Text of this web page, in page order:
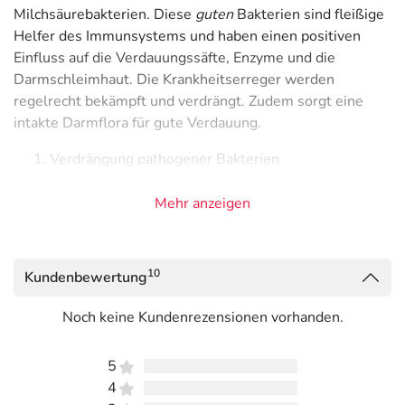
Milchsäurebakterien. Diese gutenBakterien sind fleißige
Helfer des Immunsystems und haben einen positiven
Einfluss auf die Verdauungssäfte, Enzyme und die
Darmschleimhaut. Die Krankheitserreger werden
regelrecht bekämpft und verdrängt. Zudem sorgt eine
intakte Darmflora für gute Verdauung.
Verdrängung pathogener Bakterien
Verbesserter Aufschluss der Nahrung
übermäßigen Besiedelung durch Krankheitserreger
Antibiotika-Behandlungen können die Schutzfunktion
gutenund
Mehr anzeigen
Kundenbewertung10
Noch keine Kundenrezensionen vorhanden.
5
4